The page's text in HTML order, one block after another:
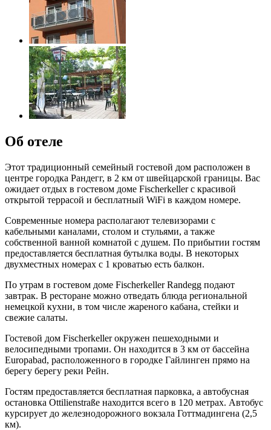
Об отеле
Этот традиционный семейный гостевой дом расположен в
центре городка Рандегг, в 2 км от швейцарской границы. Вас
ожидает отдых в гостевом доме Fischerkeller с красивой
открытой террасой и бесплатный WiFi в каждом номере.
Современные номера располагают телевизорами с
кабельными каналами, столом и стульями, а также
собственной ванной комнатой с душем. По прибытии гостям
предоставляется бесплатная бутылка воды. В некоторых
двухместных номерах с 1 кроватью есть балкон.
По утрам в гостевом доме Fischerkeller Randegg подают
завтрак. В ресторане можно отведать блюда региональной
немецкой кухни, в том числе жареного кабана, стейки и
свежие салаты.
Гостевой дом Fischerkeller окружен пешеходными и
велосипедными тропами. Он находится в 3 км от бассейна
Europabad, расположенного в городке Гайлинген прямо на
берегу берегу реки Рейн.
Гостям предоставляется бесплатная парковка, а автобусная
остановка Ottilienstraße находится всего в 120 метрах. Автобус
курсирует до железнодорожного вокзала Готтмадингена (2,5
км).